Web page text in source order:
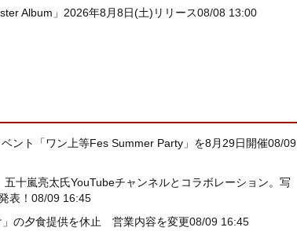
Album」2026年8月8日(土)リリース08/08 13:00
ント「ワン上等Fes Summer Party」を8月29日開催08/09
十嵐亮太氏YouTubeチャンネルとコラボレーション。写
表！ 08/09 16:45
」の夕食提供を休止 営業内容を変更08/09 16:45